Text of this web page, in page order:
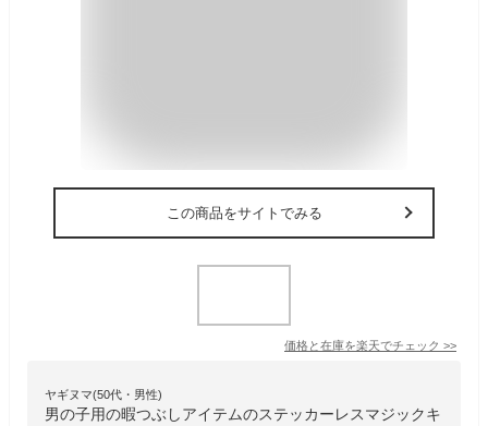
この商品をサイトでみる
価格と在庫を楽天でチェック >>
ヤギヌマ(50代・男性)
男の子用の暇つぶしアイテムのステッカーレスマジックキ